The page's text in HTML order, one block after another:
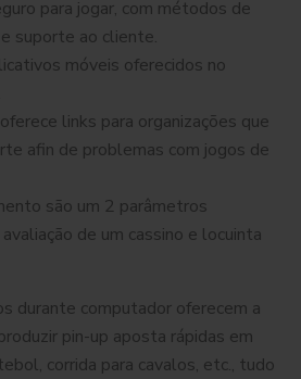
para jogar, com métodos de
suporte ao cliente.
móveis oferecidos no
links para organizações que
afin de problemas com jogos de
são um 2 parâmetros
de um cassino e locuinta
durante computador oferecem a
pin-up aposta rápidas em
corrida para cavalos, etc., tudo